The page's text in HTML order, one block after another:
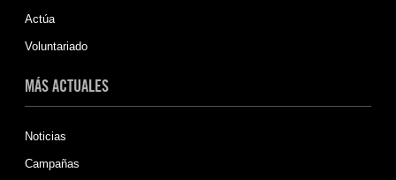
Actúa
Voluntariado
MÁS ACTUALES
Noticias
Campañas